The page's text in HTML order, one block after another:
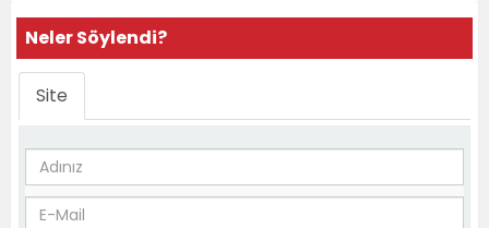
Neler Söylendi?
Site